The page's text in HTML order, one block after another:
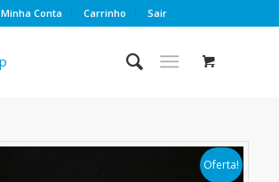
Minha Conta Carrinho Sair
Oferta!